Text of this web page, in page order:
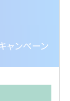
ャンペーン